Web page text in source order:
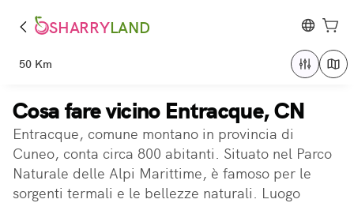
SHARRYLAND
50 Km
Cosa fare vicino Entracque, CN
Entracque, comune montano in provincia di
Cuneo, conta circa 800 abitanti. Situato nel Parco
Naturale delle Alpi Marittime, è famoso per le
sorgenti termali e le bellezze naturali. Luogo